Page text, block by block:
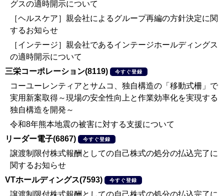
グスの適時開示について
［ヘルスケア］親会社によるグループ再編の方針決定に関
するお知らせ
［インテージ］親会社であるインテージホールディングス
の適時開示について
三栄コーポレーション(8119)
今すぐ登録
コーユーレンティアとサムコ、独自構造の「移動式柵」で
実用新案取得～現場の安全性向上と作業効率化を実現する
独自構造を開発～
令和8年熊本地震の被害に対する支援について
リーダー電子(6867)
今すぐ登録
譲渡制限付株式報酬としての自己株式の処分の払込完了に
関するお知らせ
VTホールディングス(7593)
今すぐ登録
譲渡制限付株式報酬としての自己株式の処分の払込完了に